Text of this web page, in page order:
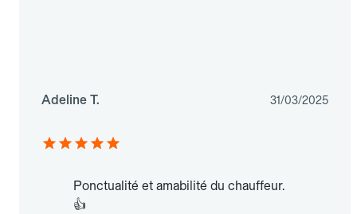
Adeline T. 31/03/2025
Ponctualité et amabilité du chauffeur.
👍